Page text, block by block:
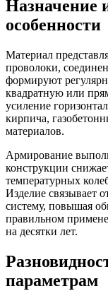
Назначение
особенности
Материал
проволоки,
формируют
квадратную или
усиление
кирпича,
материалов.
Армирование
конструкции
температурных
Изделие связывает
систему, повышая
правильном
на десятки лет.
параметрам